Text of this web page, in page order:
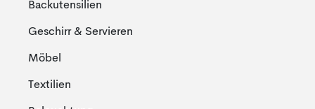
Backutensilien
Geschirr & Servieren
Möbel
Textilien